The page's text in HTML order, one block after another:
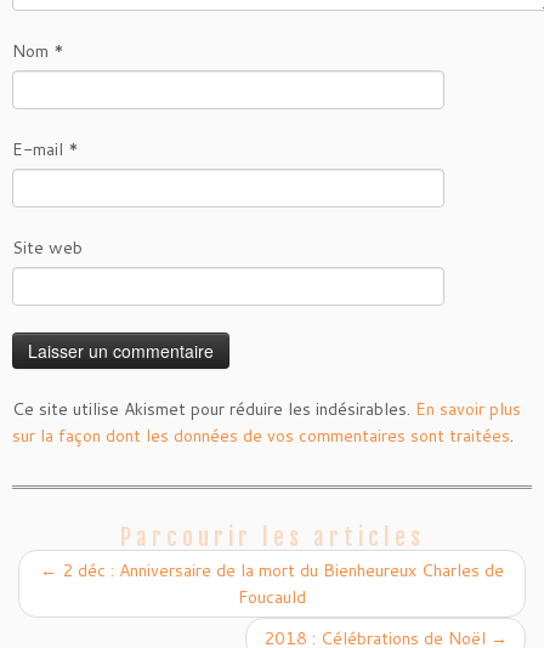
Nom *
E-mail *
Site web
Ce site utilise Akismet pour réduire les indésirables. En savoir plus
sur la façon dont les données de vos commentaires sont traitées.
Parcourir les articles
← 2 déc : Anniversaire de la mort du Bienheureux Charles de
Foucauld
2018 : Célébrations de Noël →